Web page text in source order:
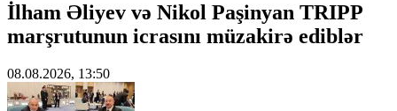
İlham Əliyev və Nikol Paşinyan TRIPP
marşrutunun icrasını müzakirə ediblər
08.08.2026, 13:50